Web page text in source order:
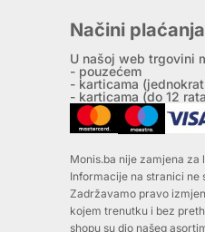
Načini plaćanja
U našoj web trgovini
- pouzećem
- karticama
- karticama (do 12
Monis.ba nije zamjena
Informacije na stranici ne
Zadržavamo pravo
kojem trenutku i bez
shopu su dio našeg